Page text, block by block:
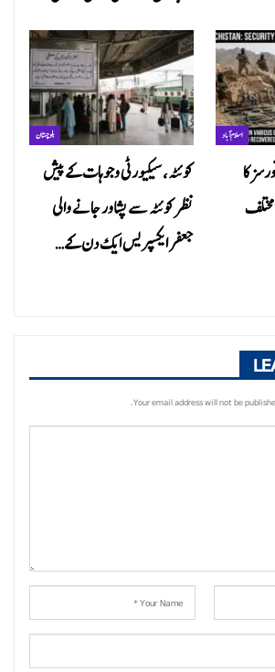
بلوچستان
کوئٹہ، سیکیورٹی وجوہات کے پیش
نظر کوئٹہ سے پشاور جانے والی
جعفر ایکسپریس ایک دن کے…
اسلام آباد
کا
3″، مختلف
Your email address will not be